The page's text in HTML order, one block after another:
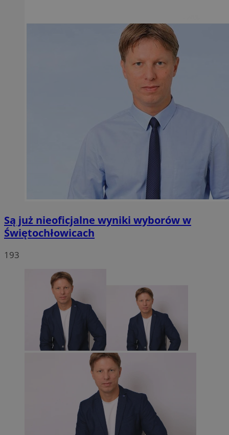
Są już nieoficjalne wyniki wyborów w
Świętochłowicach
193